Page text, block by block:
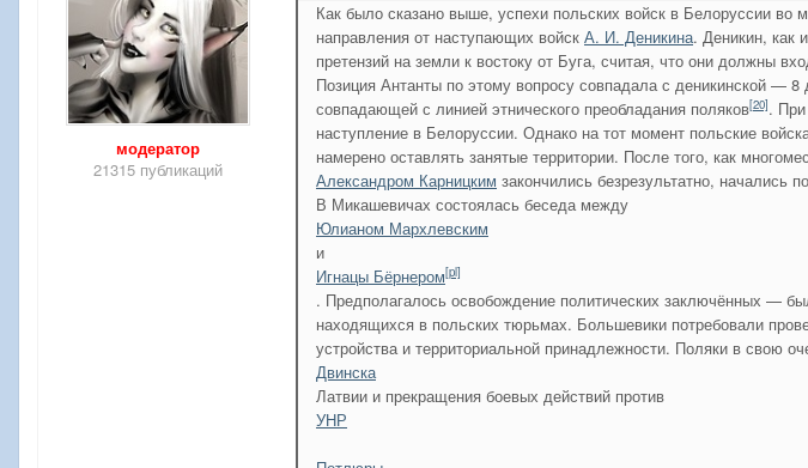
модератор
21315 публикаций
Как было сказано выше, успехи польских войск в Белоруссии
направления от наступающих войск А. И. Деникина. Деникин, как
претензий на земли к востоку от Буга, считая, что они должны
Позиция Антанты по этому вопросу совпадала с деникинской —
совпадающей с линией этнического преобладания поляков[20].
наступление в Белоруссии. Однако на тот момент польские
намерено оставлять занятые территории. После того, как
Александром Карницким закончились безрезультатно, начались
В Микашевичах состоялась беседа между
Юлианом Мархлевским
и
Игнацы Бёрнером[pl]
. Предполагалось освобождение политических заключённых —
находящихся в польских тюрьмах. Большевики потребовали
устройства и территориальной принадлежности. Поляки в свою
Двинска
Латвии и прекращения боевых действий против
УНР